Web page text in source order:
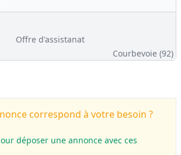
Offre d'assistanat
Courbevoie (92)
correspond à votre besoin ?
déposer une annonce avec ces